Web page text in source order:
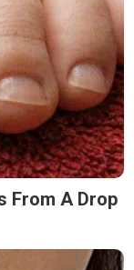
From A Drop